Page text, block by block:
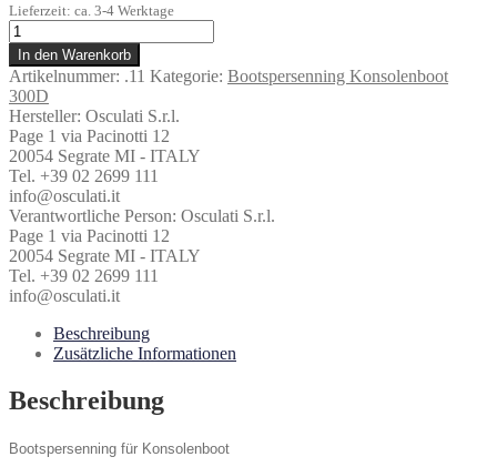
Lieferzeit: ca. 3-4 Werktage
Bootspersenning
für
Konsolenboote
bis
6,20
Meter
Menge
In den Warenkorb
Artikelnummer: .11 Kategorie: Bootspersenning Konsolenboot
300D
Hersteller: Osculati S.r.l.
Page 1 via Pacinotti 12
20054 Segrate MI - ITALY
Tel. +39 02 2699 111
info@osculati.it
Verantwortliche Person: Osculati S.r.l.
Page 1 via Pacinotti 12
20054 Segrate MI - ITALY
Tel. +39 02 2699 111
info@osculati.it
Beschreibung
Zusätzliche Informationen
Beschreibung
Bootspersenning für Konsolenboot